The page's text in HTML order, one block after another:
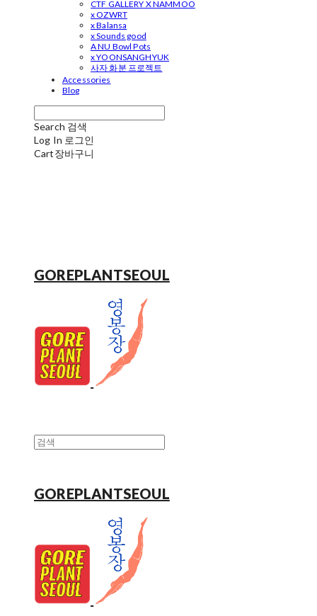
CTF GALLERY X NAMMOO
x OZWRT
x Balansa
x Sounds good
A NU Bowl Pots
x YOONSANGHYUK
사자 화분 프로젝트
Accessories
Blog
Search 검색
Log In 로그인
Cart장바구니
GOREPLANTSEOUL
GOREPLANTSEOUL